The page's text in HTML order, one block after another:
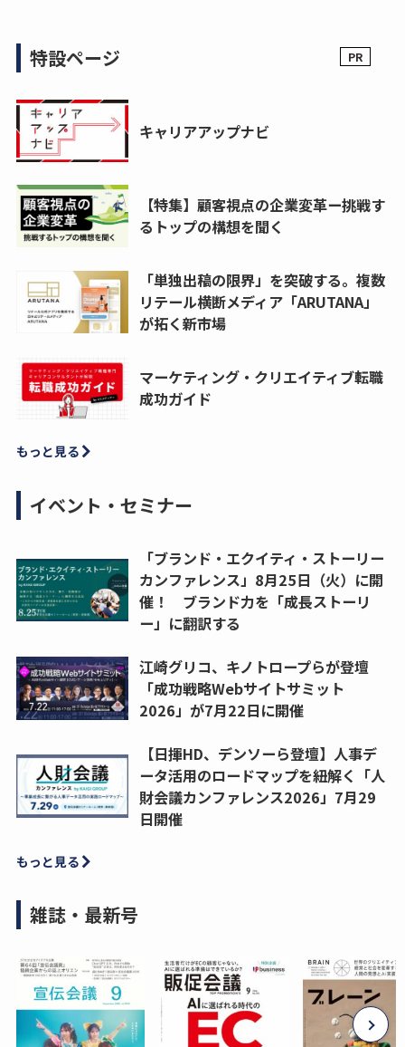
特設ページ
キャリアアップナビ
【特集】顧客視点の企業変革ー挑戦す
るトップの構想を聞く
「単独出稿の限界」を突破する。複数
リテール横断メディア「ARUTANA」
が拓く新市場
マーケティング・クリエイティブ転職
成功ガイド
もっと見る
イベント・セミナー
「ブランド・エクイティ・ストーリー
カンファレンス」8月25日（火）に開
催！ ブランド力を「成長ストーリ
ー」に翻訳する
江崎グリコ、キノトロープらが登壇
「成功戦略Webサイトサミット
2026」が7月22日に開催
【日揮HD、デンソーら登壇】人事デ
ータ活用のロードマップを紐解く「人
財会議カンファレンス2026」7月29
日開催
もっと見る
雑誌・最新号